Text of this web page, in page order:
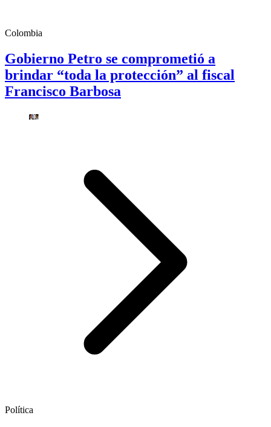
Colombia
Gobierno Petro se comprometió a
brindar “toda la protección” al fiscal
Francisco Barbosa
Política